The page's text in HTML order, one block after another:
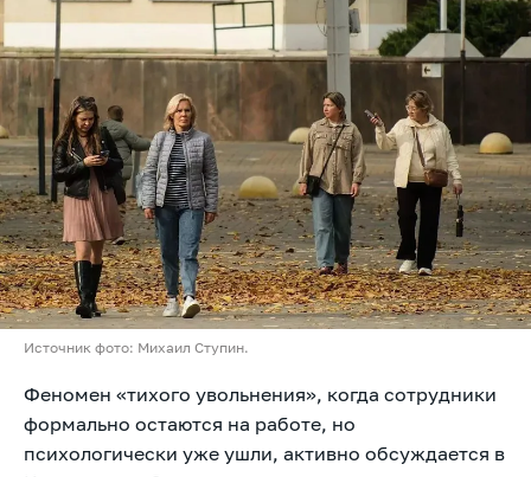
Источник фото: Михаил Ступин.
Феномен «тихого увольнения», когда сотрудники
формально остаются на работе, но
психологически уже ушли, активно обсуждается в